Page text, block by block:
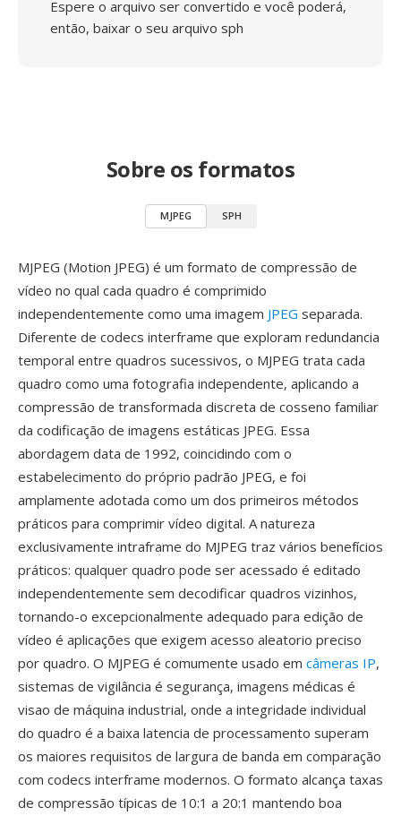
Espere o arquivo ser convertido e você poderá,
então, baixar o seu arquivo sph
Sobre os formatos
MJPEG SPH
MJPEG (Motion JPEG) é um formato de compressão de
vídeo no qual cada quadro é comprimido
independentemente como uma imagem JPEG separada.
Diferente de codecs interframe que exploram redundancia
temporal entre quadros sucessivos, o MJPEG trata cada
quadro como uma fotografia independente, aplicando a
compressão de transformada discreta de cosseno familiar
da codificação de imagens estáticas JPEG. Essa
abordagem data de 1992, coincidindo com o
estabelecimento do próprio padrão JPEG, e foi
amplamente adotada como um dos primeiros métodos
práticos para comprimir vídeo digital. A natureza
exclusivamente intraframe do MJPEG traz vários benefícios
práticos: qualquer quadro pode ser acessado é editado
independentemente sem decodificar quadros vizinhos,
tornando-o excepcionalmente adequado para edição de
vídeo é aplicações que exigem acesso aleatorio preciso
por quadro. O MJPEG é comumente usado em câmeras IP,
sistemas de vigilância é segurança, imagens médicas é
visao de máquina industrial, onde a integridade individual
do quadro é a baixa latencia de processamento superam
os maiores requisitos de largura de banda em comparação
com codecs interframe modernos. O formato alcança taxas
de compressão típicas de 10:1 a 20:1 mantendo boa